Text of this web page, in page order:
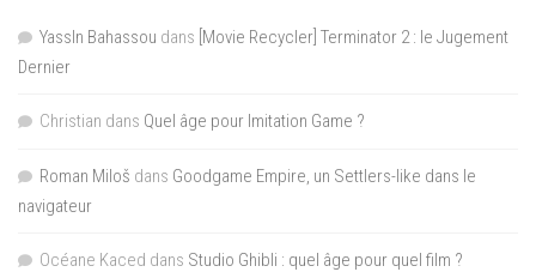
YassIn Bahassou dans [Movie Recycler] Terminator 2 : le Jugement
Dernier
Christian dans Quel âge pour Imitation Game ?
Roman Miloš dans Goodgame Empire, un Settlers-like dans le
navigateur
Océane Kaced dans Studio Ghibli : quel âge pour quel film ?